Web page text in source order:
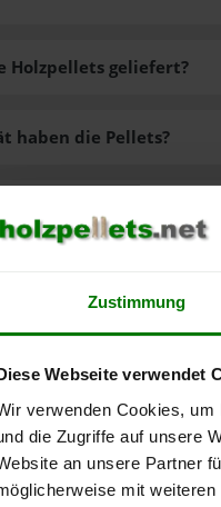
Zustimmung
Webseite verwendet
verwenden Cookies,
die Zugriffe auf unsere
an unsere Partner
mit
Holzpellets geliefert?
gibt es?
haben die Pellets?
Lieferzeit der Pellets?
APP
schon